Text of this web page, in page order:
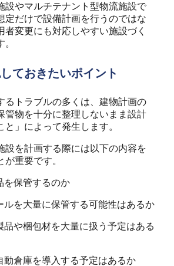
設やマルチテナント型物流施設で
定だけで設備計画を行うのではな
者変更にも対応しやすい施設づく
ておきたいポイント
るトラブルの多くは、建物計画の
管物を十分に整理しないまま設計
と」によって発生します。
設を計画する際には以下の内容を
重要です。
を保管するのか
ルを大量に保管する可能性はあるか
品や梱包材を大量に扱う予定はある
動倉庫を導入する予定はあるか